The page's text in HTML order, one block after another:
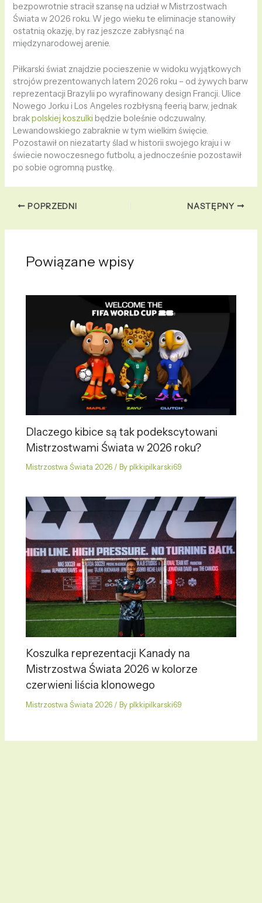
bezpowrotnie stracił szansę na udział w Mistrzostwach
Świata w 2026 roku. W jego wieku te eliminacje stanowiły
ostatnią okazję, by raz jeszcze zabłysnąć na
międzynarodowej arenie.
Piłkarski świat znajdzie pocieszenie w widoku wyjątkowych
strojów prezentowanych latem 2026 roku – od żywych barw
reprezentacji Brazylii po wyrafinowany design Francji. Ulice
Nowego Jorku i Los Angeles rozbłysną feerią barw, jednak
brakpolskiej koszulki będzie boleśnie odczuwalny.
Lewandowskiego zabraknie w tym wielkim święcie.
Pozostawił on niezatarty ślad w historii swojego kraju i w
świecie nowoczesnego futbolu, a jednocześnie pozostawił
po sobie ogromną pustkę.
POPRZEDNI NASTĘPNY
Powiązane wpisy
Dlaczego kibice są tak podekscytowani
Mistrzostwami Świata w 2026 roku?
Mistrzostwa Świata 2026 / By plkkipilkarski69
Koszulka reprezentacji Kanady na
Mistrzostwa Świata 2026 w kolorze
czerwieni liścia klonowego
Mistrzostwa Świata 2026 / By plkkipilkarski69